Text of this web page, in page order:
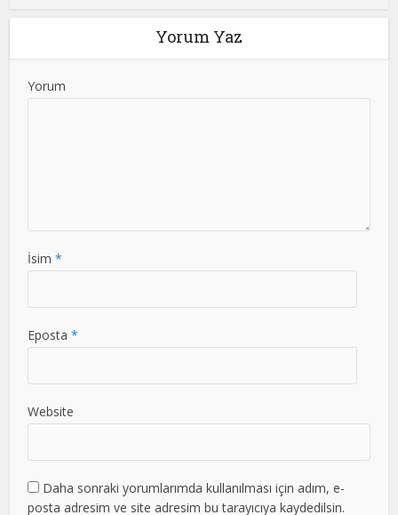
Yorum Yaz
Yorum
İsim *
Eposta *
Website
Daha sonraki yorumlarımda kullanılması için adım, e-
posta adresim ve site adresim bu tarayıcıya kaydedilsin.